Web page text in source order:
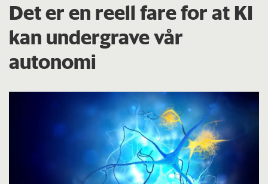
Det er en reell fare for at KI
kan undergrave vår
autonomi